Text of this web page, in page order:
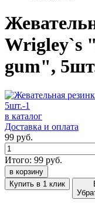
Wrigley`s
gum",
в каталог
Доставка и оплата
99 руб.
Итого: 99 руб.
в корзину
Купить в 1 клик